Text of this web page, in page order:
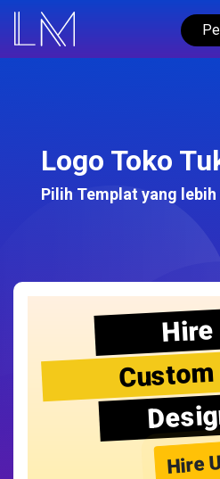
Logo Toko
Pilih Templat yang
Hire
Hire